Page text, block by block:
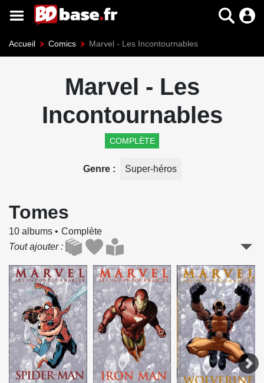
Accueil Comics Marvel - Les Incontournables
Marvel - Les
Incontournables
COMPLÈTE
Genre Super-héros
Tomes
10 albums
Complète
Tout ajouter